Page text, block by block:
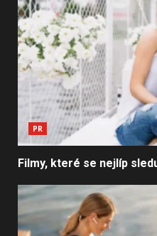
PR
Filmy, které se nejlíp